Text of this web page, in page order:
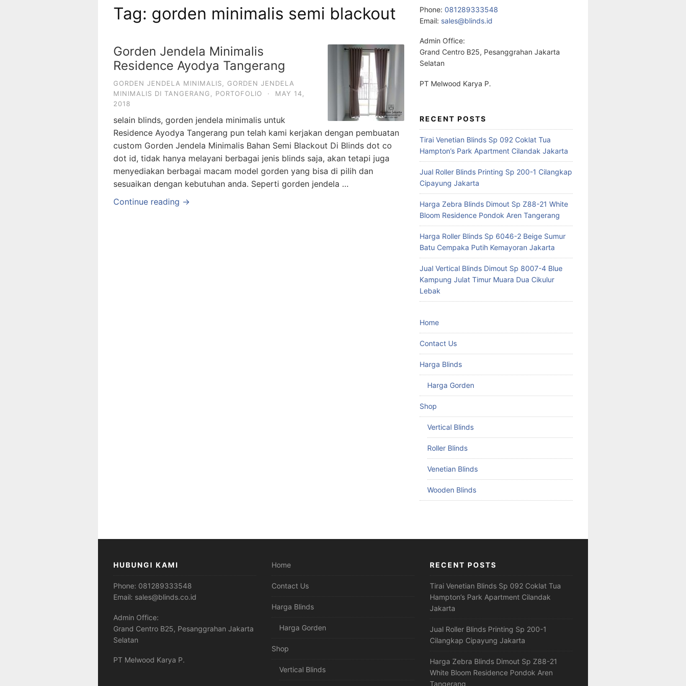
Tag: gorden minimalis semi blackout
Gorden Jendela Minimalis
Residence Ayodya Tangerang
GORDEN JENDELA MINIMALIS
GORDEN JENDELA
MINIMALIS DI TANGERANG
PORTOFOLIO ·
MAY 14,
2018
selain blinds, gorden jendela minimalis untuk
Residence Ayodya Tangerang pun telah kami kerjakan dengan pembuatan
custom Gorden Jendela Minimalis Bahan Semi Blackout Di Blinds dot co
dot id, tidak hanya melayani berbagai jenis blinds saja, akan tetapi juga
menyediakan berbagai macam model gorden yang bisa di pilih dan
sesuaikan dengan kebutuhan anda. Seperti gorden jendela …
Continue reading →
Phone: 081289333548
Email: sales@blinds.id
Admin Office:
Grand Centro B25, Pesanggrahan Jakarta
Selatan
PT Melwood Karya P.
RECENT POSTS
Tirai Venetian Blinds Sp 092 Coklat Tua
Hampton’s Park Apartment Cilandak Jakarta
Jual Roller Blinds Printing Sp 200-1 Cilangkap
Cipayung Jakarta
Harga Zebra Blinds Dimout Sp Z88-21 White
Bloom Residence Pondok Aren Tangerang
Harga Roller Blinds Sp 6046-2 Beige Sumur
Batu Cempaka Putih Kemayoran Jakarta
Jual Vertical Blinds Dimout Sp 8007-4 Blue
Kampung Julat Timur Muara Dua Cikulur
Lebak
Home
Contact Us
Harga Blinds
Harga Gorden
Shop
Vertical Blinds
Roller Blinds
Venetian Blinds
Wooden Blinds
HUBUNGI KAMI
Phone: 081289333548
Email: sales@blinds.co.id
Admin Office:
Grand Centro B25, Pesanggrahan Jakarta
Selatan
PT Melwood Karya P.
Home
Contact Us
Harga Blinds
Harga Gorden
Shop
Vertical Blinds
RECENT POSTS
Tirai Venetian Blinds Sp 092 Coklat Tua
Hampton’s Park Apartment Cilandak
Jakarta
Jual Roller Blinds Printing Sp 200-1
Cilangkap Cipayung Jakarta
Harga Zebra Blinds Dimout Sp Z88-21
White Bloom Residence Pondok Aren
Tangerang